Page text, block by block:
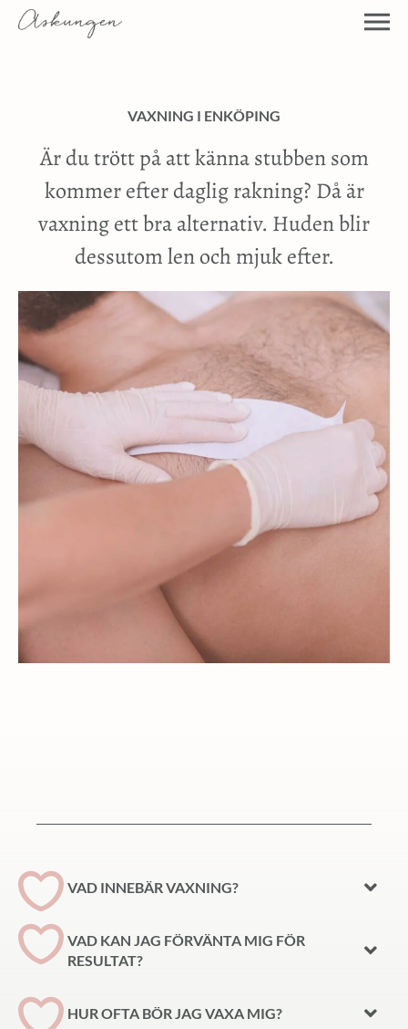
VAXNING I ENKÖPING
Är du trött på att känna stubben som
kommer efter daglig rakning? Då är
vaxning ett bra alternativ. Huden blir
dessutom len och mjuk efter.
VAD INNEBÄR VAXNING?​
VAD KAN JAG FÖRVÄNTA MIG FÖR
RESULTAT?
HUR OFTA BÖR JAG VAXA MIG?​